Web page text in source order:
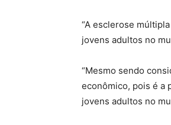
“A esclerose
jovens adultos no
“Mesmo sendo
econômico, pois é a
jovens adultos no